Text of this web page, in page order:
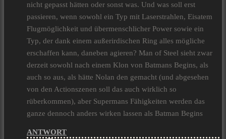
nicht gepasst hätten oder sonst was. Und was soll erst
passieren, wenn sowohl ein Typ mit Laserstrahlen, Eisatem
Flugmöglichkeit und übermenschlicher Power sowie ein
Typ, der dank einem außerirdischen Ring alles mögliche
erschaffen kann, daneben agieren? Man of Steel sieht zwar
derzeit sowohl nach einem Klon von Batmans Begins, als
auch so aus, als hätte Nolan den gemacht (und abgesehen
von den Actionszenen soll das auch wirklich so
rüberkommen), aber Supermans Fähigkeiten werden das
ganze dennoch anders wirken lassen als Batman Begins
ANTWORT